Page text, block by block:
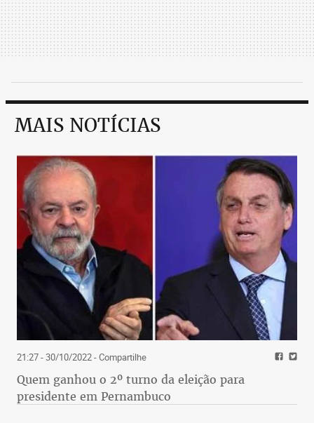
MAIS NOTÍCIAS
21:27 - 30/10/2022- Compartilhe
Quem ganhou o 2º turno da eleição para
presidente em Pernambuco